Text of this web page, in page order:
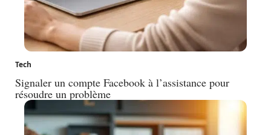
Tech
Signaler un compte Facebook à l’assistance pour
résoudre un problème